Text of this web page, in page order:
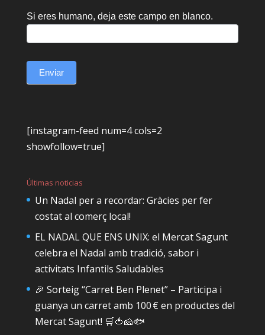
Si eres humano, deja este campo en blanco.
Enviar
[instagram-feed num=4 cols=2
showfollow=true]
Últimas noticias
Un Nadal per a recordar: Gràcies per fer
costat al comerç local!
EL NADAL QUE ENS UNIX: el Mercat Sagunt
celebra el Nadal amb tradició, sabor i
activitats Infantils Saludables
🎉 Sorteig “Carret Ben Plenet” – Participa i
guanya un carret amb 100 € en productes del
Mercat Sagunt! 🛒🍅🧀🐟